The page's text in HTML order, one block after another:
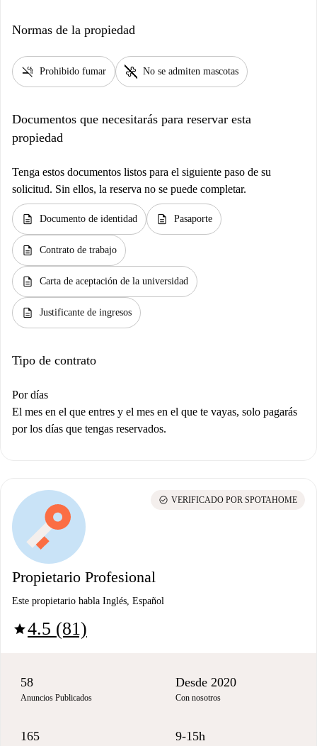
Normas de la propiedad
smoke_free Prohibido fumar pet_supplies No se admiten mascotas
Documentos que necesitarás para reservar esta
propiedad
Tenga estos documentos listos para el siguiente paso de su
solicitud. Sin ellos, la reserva no se puede completar.
description Documento de identidad description Pasaporte
description Contrato de trabajo
description Carta de aceptación de la universidad
description Justificante de ingresos
Tipo de contrato
Por días
El mes en el que entres y el mes en el que te vayas, solo pagarás
por los días que tengas reservados.
Propietario Profesional
Este propietario habla Inglés, Español
star4.5 (81)
check_circle VERIFICADO POR SPOTAHOME
58
Anuncios Publicados
Desde 2020
Con nosotros
165 9-15h